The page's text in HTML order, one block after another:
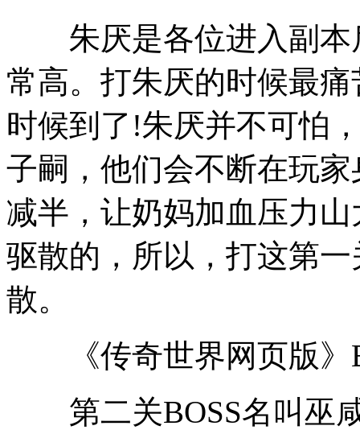
朱厌是各位进入副本
常高。打朱厌的时候最
时候到了!朱厌并不可怕
子嗣，他们会不断在玩
减半，让奶妈加血压力
驱散的，所以，打这第
散。
《传奇世界网页版》
第二关BOSS名叫巫咸